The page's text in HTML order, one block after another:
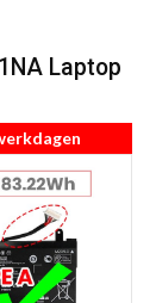
Laptop